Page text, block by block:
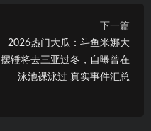
下一篇
2026热门大瓜：斗鱼米娜大
摆锤将去三亚过冬，自曝曾在
泳池裸泳过 真实事件汇总